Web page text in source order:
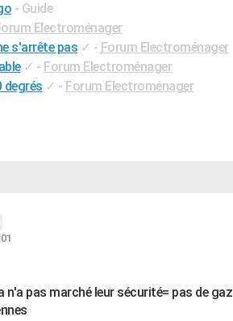
- Guide
Electroménager
s'arrête pas ✓ - Forum Electroménager
✓ - Forum Electroménager
degrés ✓ - Forum Electroménager
n'a pas marché leur sécurité= pas de gaz